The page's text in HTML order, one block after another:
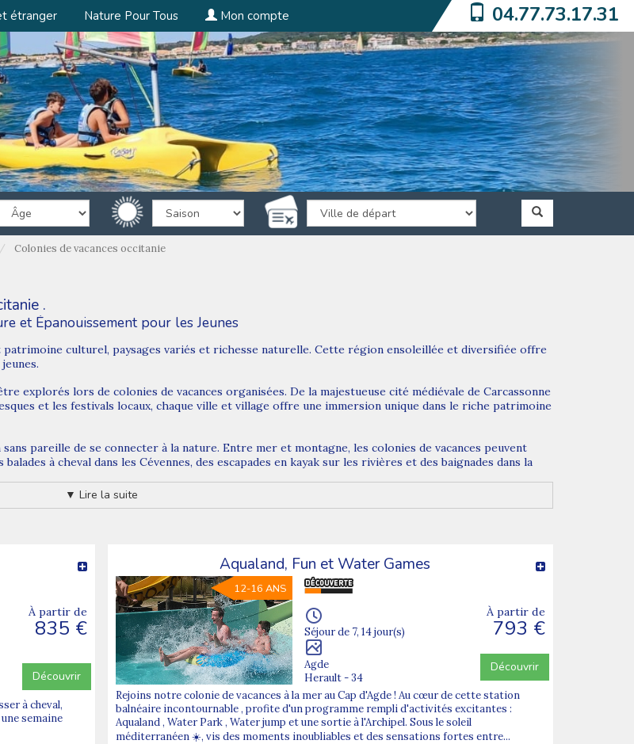
étranger Nature Pour Tous Mon compte 04.77.73.17.31
Colonies de vacances occitanie
.
et Épanouissement pour les Jeunes
culturel, paysages variés et richesse naturelle. Cette région ensoleillée et diversifiée offre
explorés lors de colonies de vacances organisées. De la majestueuse cité médiévale de Carcassonne
et les festivals locaux, chaque ville et village offre une immersion unique dans le riche patrimoine
pareille de se connecter à la nature. Entre mer et montagne, les colonies de vacances peuvent
à cheval dans les Cévennes, des escapades en kayak sur les rivières et des baignades dans la
colonies de vacances en Occitanie s'appuient sur des équipes d'encadrement qualifiées,
sécurisé tout en proposant des activités stimulantes et enrichissantes.
simple aventure estivale. C'est l'occasion pour les jeunes de développer leur autonomie, de créer
vivre des expériences qui marqueront positivement leur croissance personnelle.
découverte culturelle, aventure en pleine nature, et développement personnel. Elles permettent
des richesses multiples de cette magnifique région du sud de la France.
de l'Aude
▼ Lire la suite
À partir de
835 €
Découvrir
à cheval,
semaine
Aqualand, Fun et Water Games
12-16 ANS
Séjour de 7, 14 jour(s)
Agde
Herault - 34
À partir de
793 €
Découvrir
Rejoins notre colonie de vacances à la mer au Cap d'Agde ! Au cœur de cette station
balnéaire incontournable , profite d'un programme rempli d'activités excitantes :
Aqualand , Water Park , Water jump et une sortie à l'Archipel. Sous le soleil
méditerranéen ☀️, vis des moments inoubliables et des sensations fortes entre...